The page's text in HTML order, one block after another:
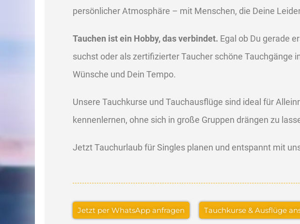
persönlicher Atmosphäre – mit Menschen, die Deine
Tauchen ist ein Hobby, das verbindet. Egal ob Du gerade
suchst oder als zertifizierter Taucher schöne Tauchgänge
Wünsche und Dein Tempo.
Unsere Tauchkurse und Tauchausflüge sind ideal für
kennenlernen, ohne sich in große Gruppen drängen zu
Jetzt Tauchurlaub für Singles planen und entspannt mit
Jetzt per WhatsApp anfragen Tauchkurse & Ausflüge